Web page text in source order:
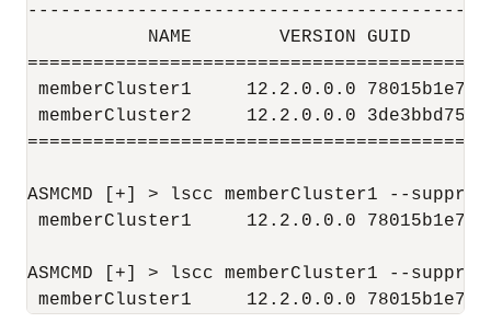
NAME        VERSION GUID
memberCluster1     12.2.0.0.0
memberCluster2     12.2.0.0.0
ASMCMD [+] > lscc memberCluster1 --
memberCluster1     12.2.0.0.0
ASMCMD [+] > lscc memberCluster1 --
memberCluster1     12.2.0.0.0